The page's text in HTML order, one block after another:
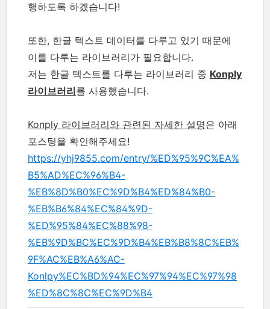
행하도록 하겠습니다!
또한, 한글 텍스트 데이터를 다루고 있기 때문에
이를 다루는 라이브러리가 필요합니다.
저는 한글 텍스트를 다루는 라이브러리 중 Konply
라이브러리를 사용했습니다.
Konply 라이브러리와 관련된 자세한 설명은 아래
포스팅을 확인해주세요!
https://yhj9855.com/entry/%ED%95%9C%EA%
B5%AD%EC%96%B4-
%EB%8D%B0%EC%9D%B4%ED%84%B0-
%EB%B6%84%EC%84%9D-
%ED%95%84%EC%88%98-
%EB%9D%BC%EC%9D%B4%EB%B8%8C%EB%
9F%AC%EB%A6%AC-
Konlpy%EC%BD%94%EC%97%94%EC%97%98
%ED%8C%8C%EC%9D%B4